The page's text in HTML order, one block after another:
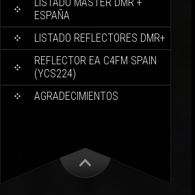
ESPAÑA
LISTADO REFLECTORES DMR+
REFLECTOR EA C4FM SPAIN
(YCS224)
AGRADECIMIENTOS